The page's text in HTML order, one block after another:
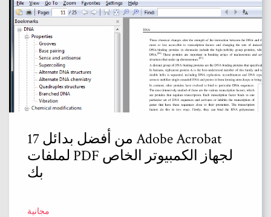
17 من أفضل بدائل Adobe Acrobat
لملفات PDF لجهاز الكمبيوتر الخاص
بك
مجانية